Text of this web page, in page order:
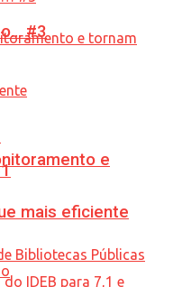
e
mais eficiente
#3